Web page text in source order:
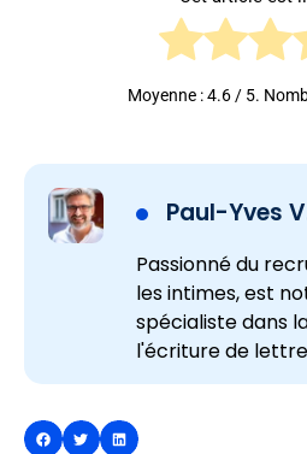
Moyenne :4.6/ 5.
Paul-Yves
Passionné du
les intimes, est
spécialiste dans
l'écriture de